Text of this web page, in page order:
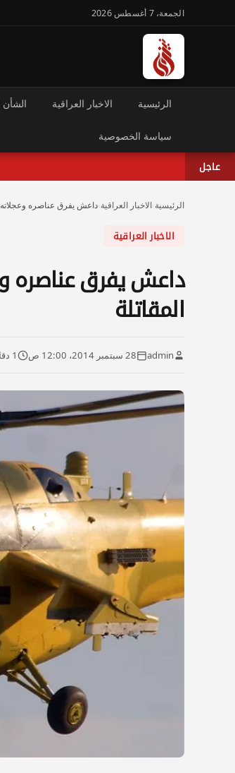
الجمعة، 7 أغسطس 2026
الرئيسية الاخبار العراقية
سياسة الخصوصية
عاجل
الرئيسية الاخبار العراقية داعش يفرق عناصره
الاخبار العراقية
داعش يفرق عناصره
المقاتلة
admin 28 سبتمبر 2014، 12:00 ص 1 دقائق قراءة